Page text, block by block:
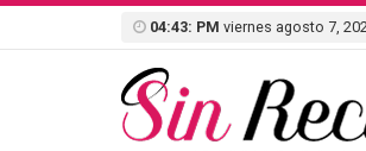
04:43: PM viernes agosto 7,